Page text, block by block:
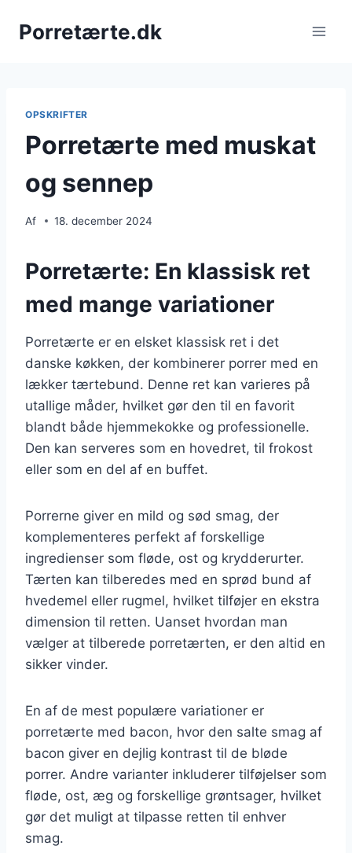
Porretærte.dk
OPSKRIFTER
Porretærte med muskat
og sennep
Af 18. december 2024
Porretærte: En klassisk ret
med mange variationer
Porretærte er en elsket klassisk ret i det
danske køkken, der kombinerer porrer med en
lækker tærtebund. Denne ret kan varieres på
utallige måder, hvilket gør den til en favorit
blandt både hjemmekokke og professionelle.
Den kan serveres som en hovedret, til frokost
eller som en del af en buffet.
Porrerne giver en mild og sød smag, der
komplementeres perfekt af forskellige
ingredienser som fløde, ost og krydderurter.
Tærten kan tilberedes med en sprød bund af
hvedemel eller rugmel, hvilket tilføjer en ekstra
dimension til retten. Uanset hvordan man
vælger at tilberede porretærten, er den altid en
sikker vinder.
En af de mest populære variationer er
porretærte med bacon, hvor den salte smag af
bacon giver en dejlig kontrast til de bløde
porrer. Andre varianter inkluderer tilføjelser som
fløde, ost, æg og forskellige grøntsager, hvilket
gør det muligt at tilpasse retten til enhver
smag.